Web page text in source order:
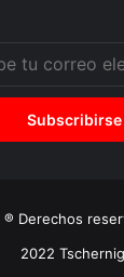
® Derechos
2022